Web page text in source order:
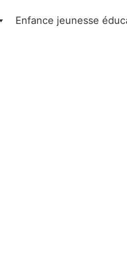
Enfance jeunesse